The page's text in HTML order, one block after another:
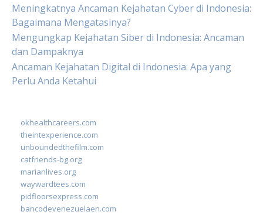
Meningkatnya Ancaman Kejahatan Cyber di Indonesia:
Bagaimana Mengatasinya?
Mengungkap Kejahatan Siber di Indonesia: Ancaman
dan Dampaknya
Ancaman Kejahatan Digital di Indonesia: Apa yang
Perlu Anda Ketahui
okhealthcareers.com
theintexperience.com
unboundedthefilm.com
catfriends-bg.org
marianlives.org
waywardtees.com
pidfloorsexpress.com
bancodevenezuelaen.com